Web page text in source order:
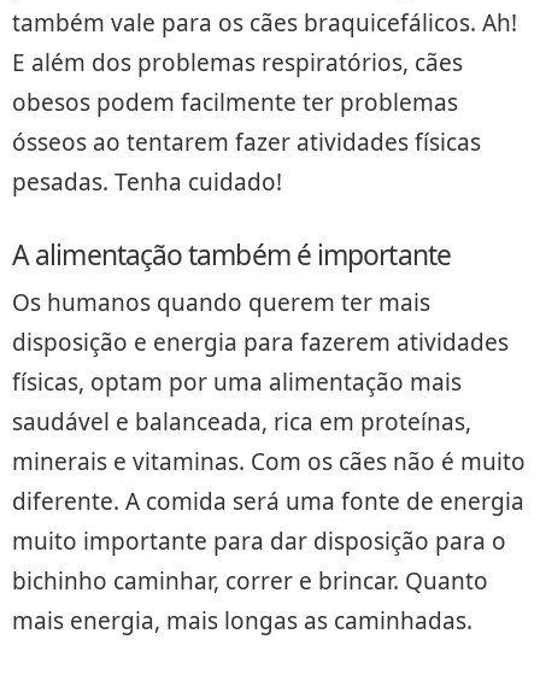
também vale para os cães braquicefálicos. Ah!
E além dos problemas respiratórios, cães
obesos podem facilmente ter problemas
ósseos ao tentarem fazer atividades físicas
pesadas. Tenha cuidado!
A alimentação também é importante
Os humanos quando querem ter mais
disposição e energia para fazerem atividades
físicas, optam por uma alimentação mais
saudável e balanceada, rica em proteínas,
minerais e vitaminas. Com os cães não é muito
diferente. A comida será uma fonte de energia
muito importante para dar disposição para o
bichinho caminhar, correr e brincar. Quanto
mais energia, mais longas as caminhadas.